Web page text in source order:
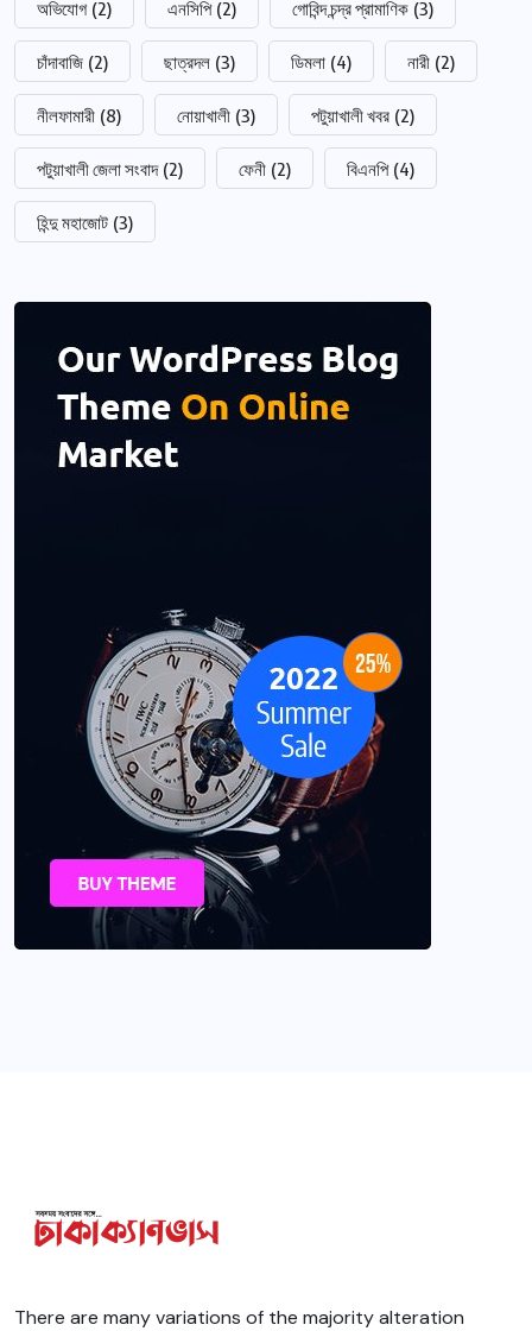
অভিযোগ (2) এনসিপি (2) গোবিন্দ চন্দ্র প্রামাণিক (3)
চাঁদাবাজি (2) ছাত্রদল (3) ডিমলা (4) নারী (2)
নীলফামারী (8) নোয়াখালী (3) পটুয়াখালী খবর (2)
পটুয়াখালী জেলা সংবাদ (2) ফেনী (2) বিএনপি (4)
হিন্দু মহাজোট (3)
There are many variations of the majority alteration